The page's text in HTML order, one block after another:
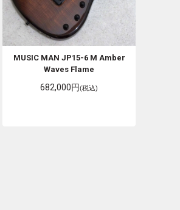
MUSIC MAN JP15-6 M Amber
Waves Flame
682,000円(税込)